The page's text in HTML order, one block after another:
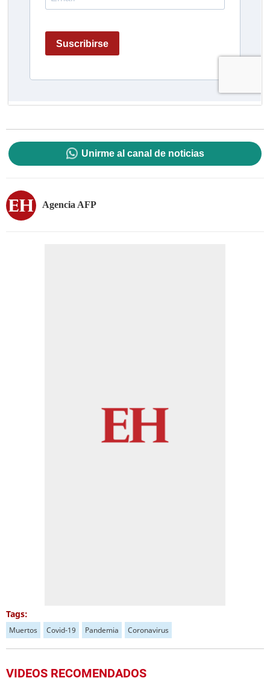
Unirme al canal de noticias
Agencia AFP
Tags:
Muertos Covid-19 Pandemia Coronavirus
VIDEOS RECOMENDADOS